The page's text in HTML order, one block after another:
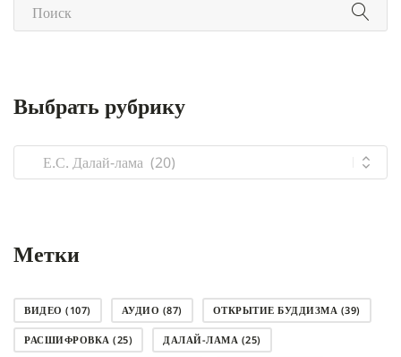
Выбрать рубрику
Выбрать
рубрику
Метки
ВИДЕО (107) АУДИО (87) ОТКРЫТИЕ БУДДИЗМА (39)
РАСШИФРОВКА (25) ДАЛАЙ-ЛАМА (25)